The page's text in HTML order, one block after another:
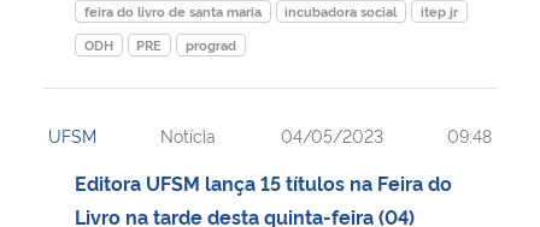
feira do livro de santa maria
incubadora social
itep jr
ODH
PRE prograd
UFSM Notícia 04/05/2023 09:48
Editora UFSM lança 15 títulos na Feira do
Livro na tarde desta quinta-feira (04)